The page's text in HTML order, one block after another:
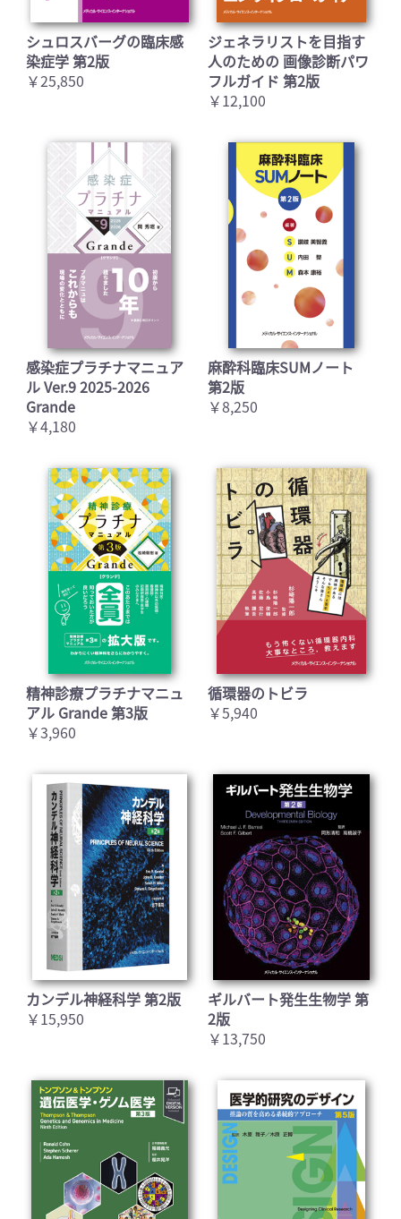
シュロスバーグの臨床感
染症学 第2版
￥25,850
ジェネラリストを目指す
人のための 画像診断パワ
フルガイド 第2版
￥12,100
感染症プラチナマニュア
ル Ver.9 2025-2026
Grande
￥4,180
麻酔科臨床SUMノート
第2版
￥8,250
精神診療プラチナマニュ
アル Grande 第3版
￥3,960
循環器のトビラ
￥5,940
カンデル神経科学 第2版
￥15,950
ギルバート発生生物学 第
2版
￥13,750